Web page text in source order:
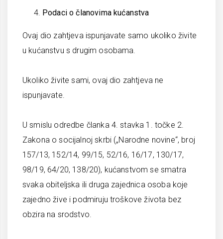
Podaci o članovima kućanstva
Ovaj dio zahtjeva ispunjavate samo ukoliko živite
u kućanstvu s drugim osobama.
Ukoliko živite sami, ovaj dio zahtjeva ne
ispunjavate.
U smislu odredbe članka 4. stavka 1. točke 2.
Zakona o socijalnoj skrbi („Narodne novine“, broj
157/13, 152/14, 99/15, 52/16, 16/17, 130/17,
98/19, 64/20, 138/20), kućanstvom se smatra
svaka obiteljska ili druga zajednica osoba koje
zajedno žive i podmiruju troškove života bez
obzira na srodstvo.